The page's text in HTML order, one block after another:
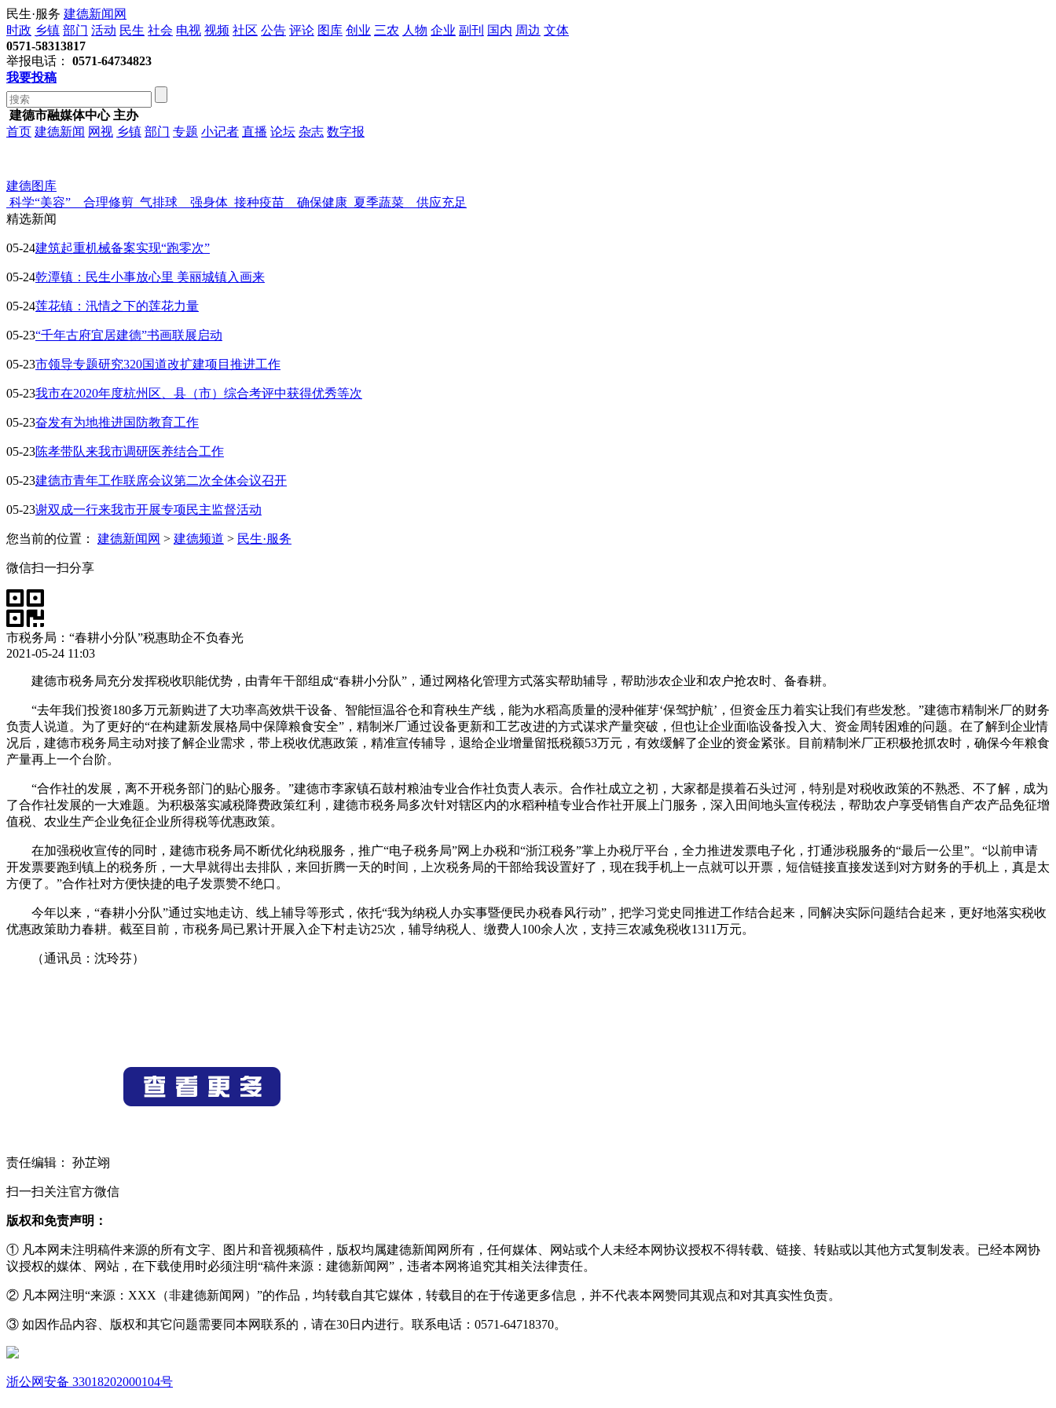
民生·服务 建德新闻网
时政 乡镇 部门 活动 民生 社会 电视 视频 社区 公告 评论 图库 创业 三农 人物 企业 副刊 国内 周边 文体
0571-58313817
举报电话：
0571-64734823
我要投稿
建德市融媒体中心 主办
首页 建德新闻 网视 乡镇 部门 专题 小记者 直播 论坛 杂志 数字报
建德图库
科学“美容” 合理修剪 气排球 强身体 接种疫苗 确保健康 夏季蔬菜 供应充足
精选新闻
05-24建筑起重机械备案实现“跑零次”
05-24乾潭镇：民生小事放心里 美丽城镇入画来
05-24莲花镇：汛情之下的莲花力量
05-23“千年古府宜居建德”书画联展启动
05-23市领导专题研究320国道改扩建项目推进工作
05-23我市在2020年度杭州区、县（市）综合考评中获得优秀等次
05-23奋发有为地推进国防教育工作
05-23陈孝带队来我市调研医养结合工作
05-23建德市青年工作联席会议第二次全体会议召开
05-23谢双成一行来我市开展专项民主监督活动
您当前的位置： 建德新闻网 > 建德频道 > 民生·服务
微信扫一扫分享
市税务局：“春耕小分队”税惠助企不负春光
2021-05-24 11:03
建德市税务局充分发挥税收职能优势，由青年干部组成“春耕小分队”，通过网格化管理方式落实帮助辅导，帮助涉农企业和农户抢农时、备春耕。
“去年我们投资180多万元新购进了大功率高效烘干设备、智能恒温谷仓和育秧生产线，能为水稻高质量的浸种催芽‘保驾护航’，但资金压力着实让我们有些发愁。”建德市精制米厂的财务
负责人说道。为了更好的“在构建新发展格局中保障粮食安全”，精制米厂通过设备更新和工艺改进的方式谋求产量突破，但也让企业面临设备投入大、资金周转困难的问题。在了解到企业情
况后，建德市税务局主动对接了解企业需求，带上税收优惠政策，精准宣传辅导，退给企业增量留抵税额53万元，有效缓解了企业的资金紧张。目前精制米厂正积极抢抓农时，确保今年粮食
产量再上一个台阶。
“合作社的发展，离不开税务部门的贴心服务。”建德市李家镇石鼓村粮油专业合作社负责人表示。合作社成立之初，大家都是摸着石头过河，特别是对税收政策的不熟悉、不了解，成为
了合作社发展的一大难题。为积极落实减税降费政策红利，建德市税务局多次针对辖区内的水稻种植专业合作社开展上门服务，深入田间地头宣传税法，帮助农户享受销售自产农产品免征增
值税、农业生产企业免征企业所得税等优惠政策。
在加强税收宣传的同时，建德市税务局不断优化纳税服务，推广“电子税务局”网上办税和“浙江税务”掌上办税厅平台，全力推进发票电子化，打通涉税服务的“最后一公里”。“以前申请
开发票要跑到镇上的税务所，一大早就得出去排队，来回折腾一天的时间，上次税务局的干部给我设置好了，现在我手机上一点就可以开票，短信链接直接发送到对方财务的手机上，真是太
方便了。”合作社对方便快捷的电子发票赞不绝口。
今年以来，“春耕小分队”通过实地走访、线上辅导等形式，依托“我为纳税人办实事暨便民办税春风行动”，把学习党史同推进工作结合起来，同解决实际问题结合起来，更好地落实税收
优惠政策助力春耕。截至目前， 市税务局已累计开展入企下村走访25次，辅导纳税人、缴费人100余人次，支持三农减免税收1311万元。
（通讯员：沈玲芬）
责任编辑： 孙芷翊
扫一扫关注官方微信
版权和免责声明：
① 凡本网未注明稿件来源的所有文字、图片和音视频稿件，版权均属建德新闻网所有，任何媒体、网站或个人未经本网协议授权不得转载、链接、转贴或以其他方式复制发表。已经本网协
议授权的媒体、网站，在下载使用时必须注明“稿件来源：建德新闻网”，违者本网将追究其相关法律责任。
② 凡本网注明“来源：XXX（非建德新闻网）”的作品，均转载自其它媒体，转载目的在于传递更多信息，并不代表本网赞同其观点和对其真实性负责。
③ 如因作品内容、版权和其它问题需要同本网联系的，请在30日内进行。联系电话：0571-64718370。
浙公网安备 33018202000104号